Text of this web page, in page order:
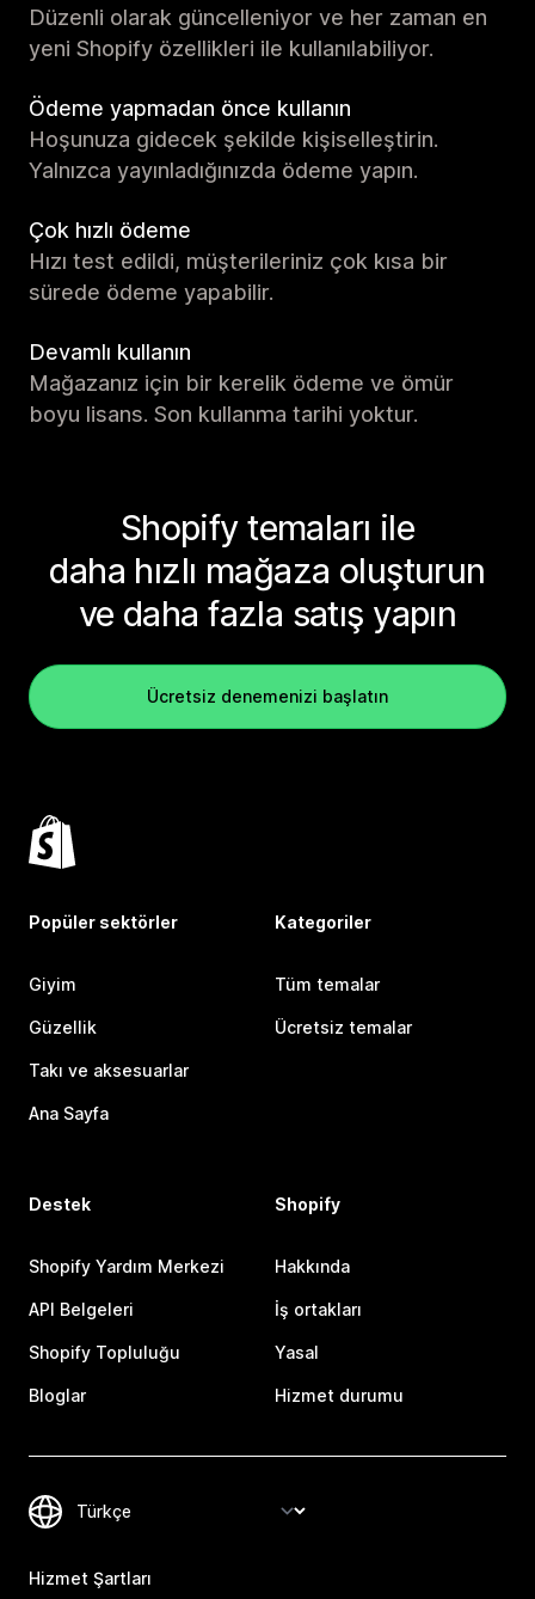
Düzenli olarak güncelleniyor ve her zaman en
yeni Shopify özellikleri ile kullanılabiliyor.
Ödeme yapmadan önce kullanın
Hoşunuza gidecek şekilde kişiselleştirin.
Yalnızca yayınladığınızda ödeme yapın.
Çok hızlı ödeme
Hızı test edildi, müşterileriniz çok kısa bir
sürede ödeme yapabilir.
Devamlı kullanın
Mağazanız için bir kerelik ödeme ve ömür
boyu lisans. Son kullanma tarihi yoktur.
Shopify temaları ile
daha hızlı mağaza oluşturun
ve daha fazla satış yapın
Ücretsiz denemenizi başlatın
Popüler sektörler
Giyim
Güzellik
Takı ve aksesuarlar
Ana Sayfa
Kategoriler
Tüm temalar
Ücretsiz temalar
Destek
Shopify Yardım Merkezi
API Belgeleri
Shopify Topluluğu
Bloglar
Shopify
Hakkında
İş ortakları
Yasal
Hizmet durumu
Hizmet Şartları